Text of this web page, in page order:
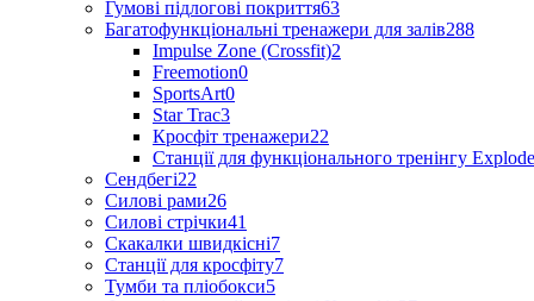
Гумові підлогові покриття63
Багатофункціональні тренажери для залів288
Impulse Zone (Crossfit)2
Freemotion0
SportsArt0
Star Trac3
Кросфіт тренажери22
Станції для функціонального тренінгу Explode
Сендбегі22
Силові рами26
Силові стрічки41
Скакалки швидкісні7
Станції для кросфіту7
Тумби та пліобокси5